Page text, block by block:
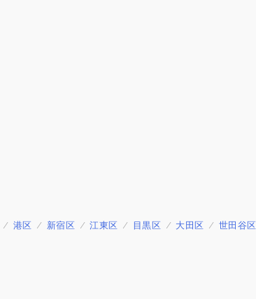
港区 新宿区 江東区 目黒区 大田区 世田谷区